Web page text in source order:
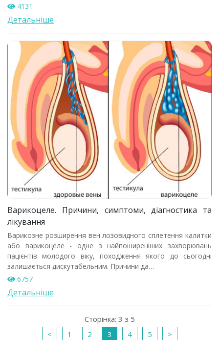
4131
Детальніше
Варикоцеле. Причини, симптоми, діагностика та
лікування
Варикозне розширення вен лозовидного сплетення калитки
або варикоцеле - одне з найпоширеніших захворювань
пацієнтів молодого віку, походження якого до сьогодні
залишається дискутабельним. Причини да…
6757
Детальніше
Сторінка: 3 з 5
<
1 2 3 4 5 >